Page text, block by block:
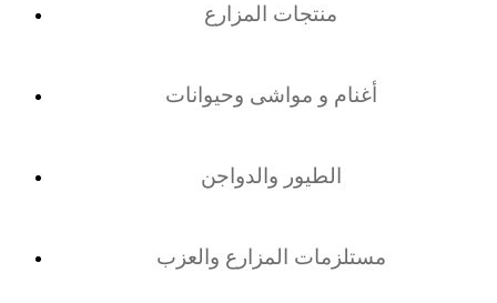
منتجات المزارع
أغنام و مواشى وحيوانات
الطيور والدواجن
مستلزمات المزارع والعزب